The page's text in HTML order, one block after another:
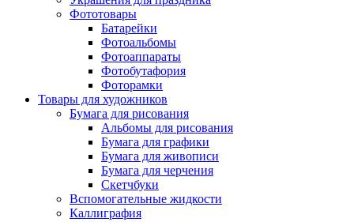
Фототовары
Батарейки
Фотоальбомы
Фотоаппараты
Фотобутафория
Фоторамки
Товары для художников
Бумага для рисования
Альбомы для рисования
Бумага для графики
Бумага для живописи
Бумага для черчения
Скетчбуки
Вспомогательные жидкости
Каллиграфия